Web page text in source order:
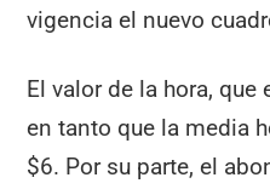
vigencia el nuevo
El valor de la hora, que
en tanto que la media
$6. Por su parte, el